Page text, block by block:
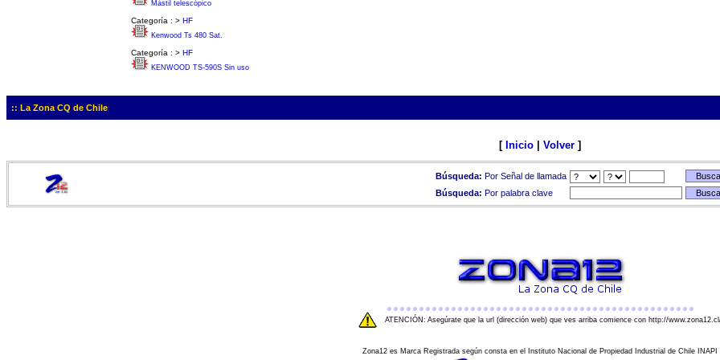
Mástil telescópico
Categoría : > HF
Kenwood Ts 480 Sat.
Categoría : > HF
KENWOOD TS-590S Sin uso
:: La Zona CQ de Chile
[ Inicio Volver ]
Búsqueda: Por Señal de llamada
Búsqueda: Por palabra clave
ATENCIÓN: Asegúrate que la url (dirección web) que ves arriba comience con http://
Zona12 es Marca Registrada según consta en el Instituto Nacional de Propiedad Industrial de Chile INAPI